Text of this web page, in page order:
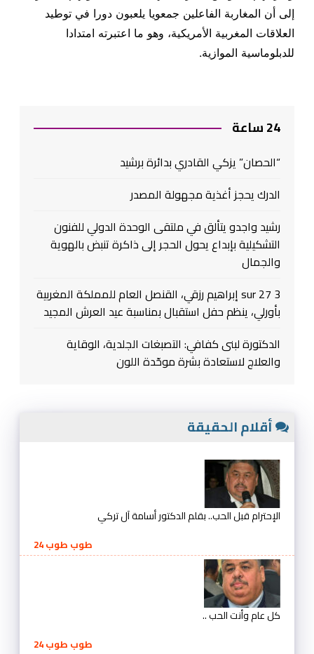
إلى أن المغاربة الفاعلين جمعويا يلعبون دورا في توطيد
العلاقات المغربية الأمريكية، وهو ما اعتبرته امتدادا
للدبلوماسية الموازية.
24 ساعة
“الحصان” يزكي القادري بدائرة برشيد
الدرك يحجز أغذية مجهولة المصدر
رشيد واجدو يتألق في ملتقى الوحدة الدولي للفنون
التشكيلية بإبداع يحول الحجر إلى ذاكرة تنبض بالهوية
والجمال
3 sur 27 إبراهيم رزقي، القنصل العام للمملكة المغربية
بأورلي، ينظم حفل استقبال بمناسبة عيد العرش المجيد
الدكتورة لبنى كفافي: التصبغات الجلدية، الوقاية
والعلاج لاستعادة بشرة موحّدة اللون
أقلام الحقيقة
الإحترام قبل الحب.. بقلم الدكتور أسامة آل تركي
طوب طوب 24
كل عام وأنت الحب ..
طوب طوب 24